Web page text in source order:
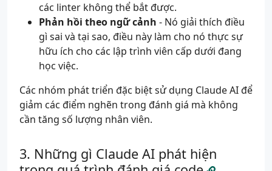
các linter không thể bắt được.
Phản hồi theo ngữ cảnh - Nó giải thích điều
gì sai và tại sao, điều này làm cho nó thực sự
hữu ích cho các lập trình viên cấp dưới đang
học việc.
Các nhóm phát triển đặc biệt sử dụng Claude AI để
giảm các điểm nghẽn trong đánh giá mà không
cần tăng số lượng nhân viên.
Những gì Claude AI phát hiện